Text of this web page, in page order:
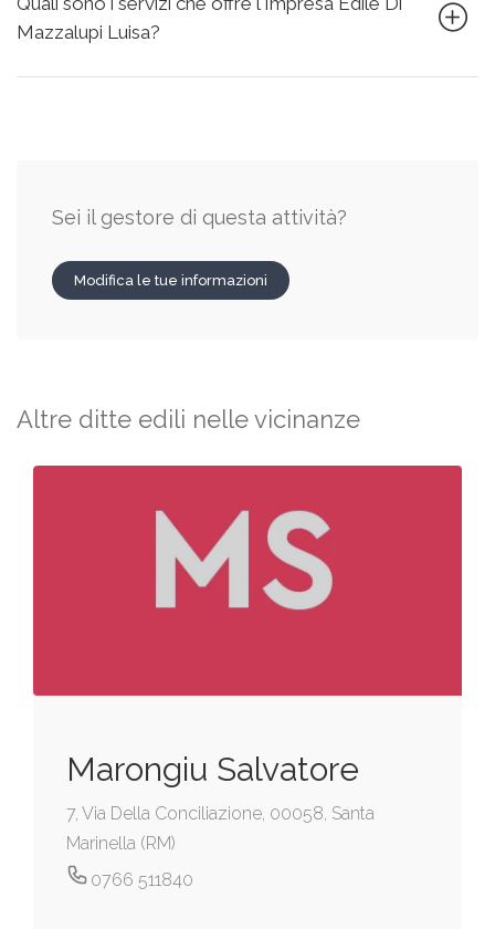
Mazzalupi Luisa?
Sei il gestore di questa attività?
Modifica le tue informazioni
Altre ditte edili nelle vicinanze
Marongiu Salvatore
7, Via Della Conciliazione, 00058, Santa
Marinella (RM)
0766 511840